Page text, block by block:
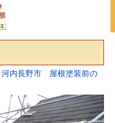
河内長野市 屋根塗装前の